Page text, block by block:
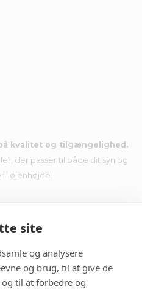
site
og analysere
og brug, til at give de
til at forbedre og
kvalitet og tilgængelighed.
der passer til både dit syn og
i øjenhøjde.
tilbud i din indbakke.